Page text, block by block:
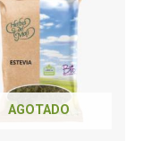
AGOTADO